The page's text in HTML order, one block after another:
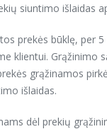
siuntimo išlaidas
prekės būklę, per
klientui. Grąžinimo
grąžinamos
išlaidas.
dėl prekių